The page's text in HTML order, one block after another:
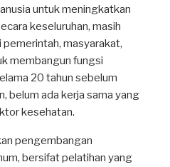
untuk meningkatkan
keseluruhan, masih
masyarakat,
membangun fungsi
20 tahun sebelum
belum ada kerja sama yang
kesehatan.
pengembangan
bersifat pelatihan yang